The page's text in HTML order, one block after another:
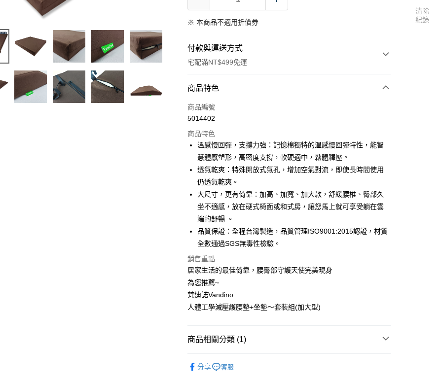
※ 本商品不適用折價券
付款與運送方式
宅配滿NT$499免運
付款方式
信用卡一次付款
3 期 0 利率 每期 NT$726 21家銀行
合作金庫商業銀行
第一商業銀行
華南商業銀行
彰化商業銀行
國泰世華商業銀行
臺灣中小企業銀行
台中商業銀行
匯豐（台灣）商業銀行
華泰商業銀行
聯邦商業銀行
元大商業銀行
永豐商業銀行
台新國際商業銀行
台灣樂天信用卡公司
6 期 0 利率 每期NT$363
合作金庫商業銀行
第一商業銀行
華南商業銀行
上海商業儲蓄銀行
台北富邦商業銀行
臺灣中小企業銀行
台中商業銀行
匯豐（台灣）商業銀行
聯邦商業銀行
遠東國際商業銀行
元大商業銀行
台新國際商業銀行
台灣樂天信用卡公司
LINE Pay
Apple Pay
街口支付
悠遊付
Google Pay
全盈+PAY
AFTEE先享後付
相關說明
【關於「AFTEE先享後付」】
AFTEE先享後付是「在收到商品之後才付款」的支付方式。 讓您購物簡單
２．便利：只要手機號碼，簡訊認證，即可結帳。
【「AFTEE先享後付」結帳流程】
ATM付款
運送方式
商品特色
商品編號
5014402
商品特色
溫感慢回彈，支撐力強：記憶棉獨特的溫感慢回彈特性，能智
慧體感塑形，高密度支撐，軟硬適中，鬆體釋壓。
透氣乾爽：特殊開放式氣孔，增加空氣對流，即使長時間使用
仍透氣乾爽。
大尺寸，更有倚靠：加高、加寬、加大款，舒緩腰椎、臀部久
坐不適感，放在硬式椅面或和式房，讓您馬上就可享受躺在雲
端的舒暢 。
品質保證：全程台灣製造，品質管理ISO9001:2015認證，材質
全數通過SGS無毒性檢驗。
銷售重點
居家生活的最佳倚靠，腰臀部守護天使完美現身
為您推薦~
梵迪諾Vandino
人體工學減壓護腰墊+坐墊～套裝組(加大型)
商品相關分類 (1)
分享
客服
清除
紀錄